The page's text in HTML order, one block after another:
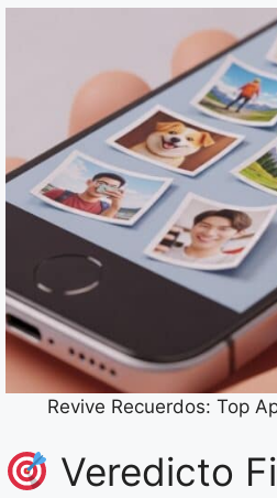
Revive Recuerdos: Top
Veredicto